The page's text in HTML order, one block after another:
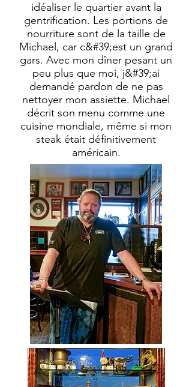
idéaliser le quartier avant la
gentrification. Les portions de
nourriture sont de la taille de
Michael, car c&#39;est un grand
gars. Avec mon dîner pesant un
peu plus que moi, j&#39;ai
demandé pardon de ne pas
nettoyer mon assiette. Michael
décrit son menu comme une
cuisine mondiale, même si mon
steak était définitivement
américain.